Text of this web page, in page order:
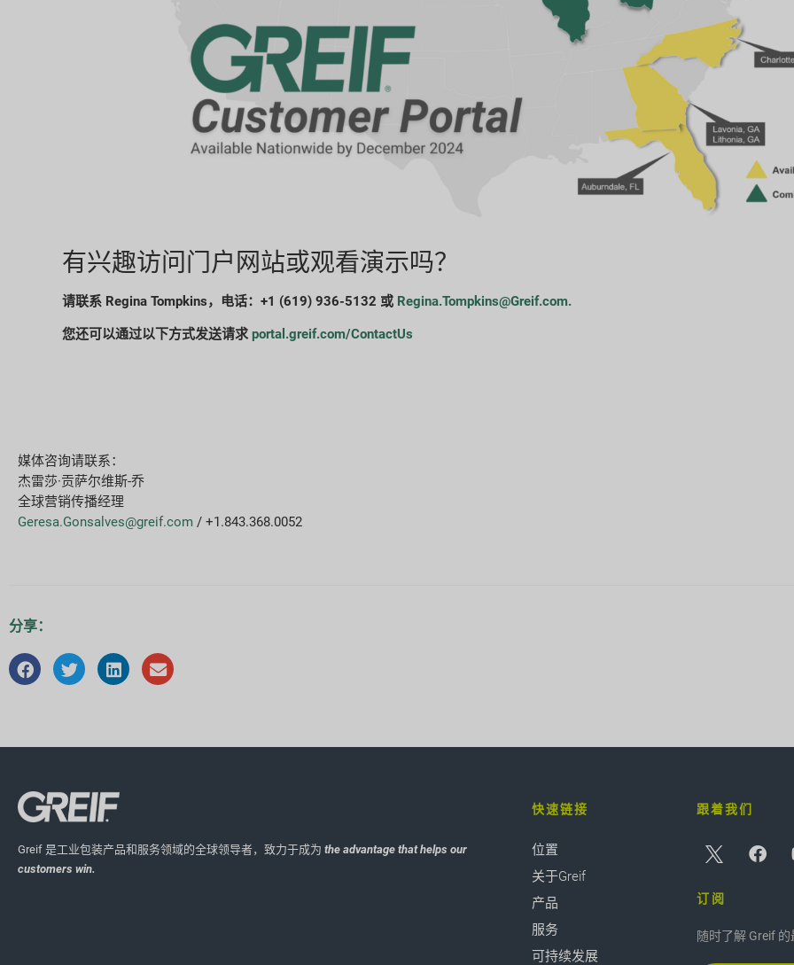
有兴趣访问门户网站或观看演示吗？
请联系 Regina Tompkins，电话：+1 (619) 936-5132 或 Regina.Tompkins@Greif.com.
您还可以通过以下方式发送请求 portal.greif.com/ContactUs
媒体咨询请联系：
杰雷莎·贡萨尔维斯-乔
全球营销传播经理
Geresa.Gonsalves@greif.com / +1.843.368.0052
分享：
Greif 是工业包装产品和服务领域的全球领导者，致力于成为 the advantage that helps our
customers win.
快速链接
位置
关于Greif
产品
服务
可持续发展
跟着我们
订阅
随时了解 Greif